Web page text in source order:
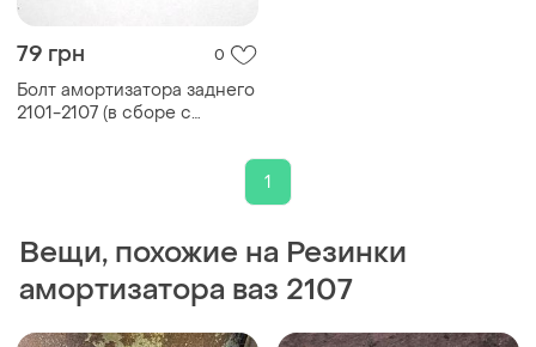
79 грн 0
Болт амортизатора заднего
2101-2107 (в сборе с
1
Вещи, похожие на Резинки
амортизатора ваз 2107